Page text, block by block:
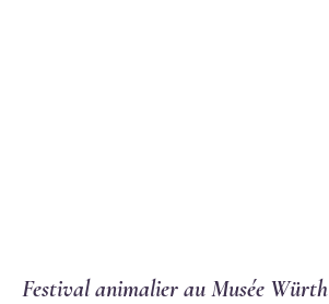
Festival animalier au Musée Würth